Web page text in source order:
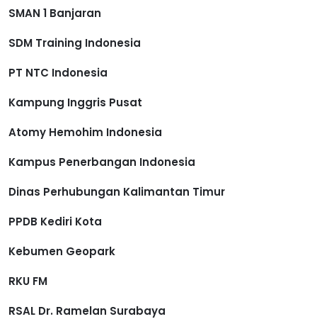
SMAN 1 Banjaran
SDM Training Indonesia
PT NTC Indonesia
Kampung Inggris Pusat
Atomy Hemohim Indonesia
Kampus Penerbangan Indonesia
Dinas Perhubungan Kalimantan Timur
PPDB Kediri Kota
Kebumen Geopark
RKU FM
RSAL Dr. Ramelan Surabaya